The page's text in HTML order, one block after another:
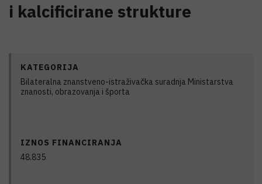
i kalcificirane strukture
KATEGORIJA
Bilateralna znanstveno-istraživačka suradnja Ministarstva
znanosti, obrazovanja i športa
IZNOS FINANCIRANJA
48.835